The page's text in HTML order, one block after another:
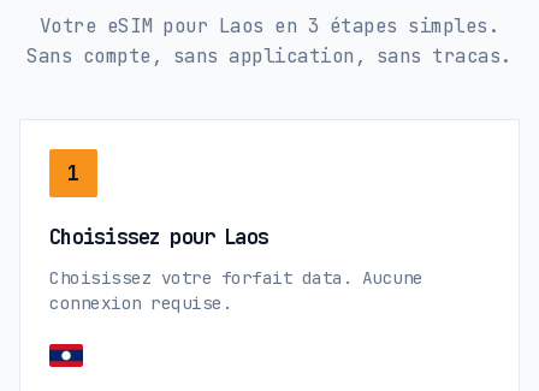
Votre eSIM pour Laos en 3 étapes simples.
Sans compte, sans application, sans tracas.
1
Choisissez pour Laos
Choisissez votre forfait data. Aucune
connexion requise.